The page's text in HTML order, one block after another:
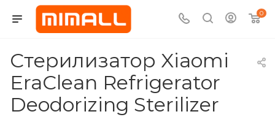
0
Стерилизатор Xiaomi
EraClean Refrigerator
Deodorizing Sterilizer